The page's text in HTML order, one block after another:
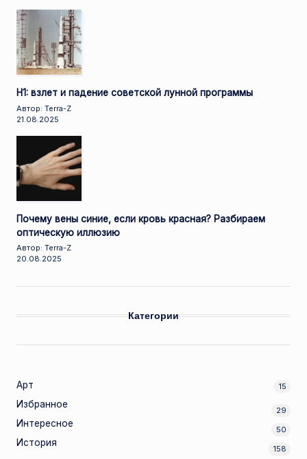
Н1: взлет и падение советской лунной программы
Автор: Terra-Z
21.08.2025
Почему вены синие, если кровь красная? Разбираем
оптическую иллюзию
Автор: Terra-Z
20.08.2025
Категории
Арт 15
Избранное
29
Интересное
50
История
158